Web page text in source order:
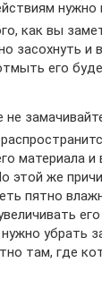
как вы
засохнуть и
его
не
материала и
этой же
пятно
убрать
там, где